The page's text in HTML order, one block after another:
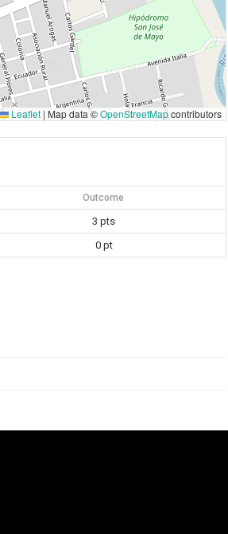
Leaflet | Map data ©OpenStreetMapcontributors
Outcome
3 pts
0 pt